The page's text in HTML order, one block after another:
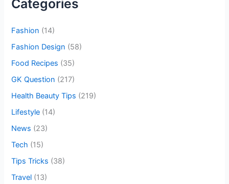
h
:
Categories
Fashion (14)
Fashion Design (58)
Food Recipes (35)
GK Question (217)
Health Beauty Tips (219)
Lifestyle (14)
News (23)
Tech (15)
Tips Tricks (38)
Travel (13)